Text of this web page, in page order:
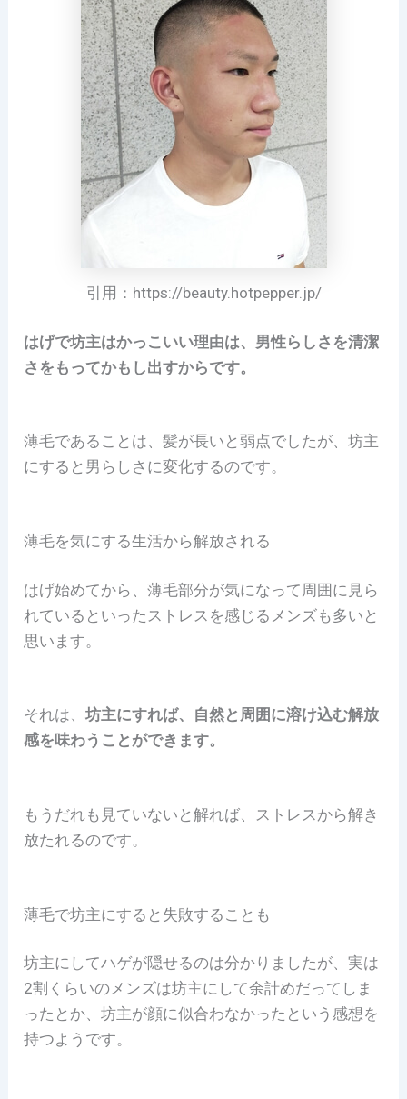
引用：https://beauty.hotpepper.jp/
はげで坊主はかっこいい理由は、男性らしさを清潔
さをもってかもし出すからです。
薄毛であることは、髪が長いと弱点でしたが、坊主
にすると男らしさに変化するのです。
薄毛を気にする生活から解放される
はげ始めてから、薄毛部分が気になって周囲に見ら
れているといったストレスを感じるメンズも多いと
思います。
それは、坊主にすれば、自然と周囲に溶け込む解放
感を味わうことができます。
もうだれも見ていないと解れば、ストレスから解き
放たれるのです。
薄毛で坊主にすると失敗することも
坊主にしてハゲが隠せるのは分かりましたが、実は
2割くらいのメンズは坊主にして余計めだってしま
ったとか、坊主が顔に似合わなかったという感想を
持つようです。